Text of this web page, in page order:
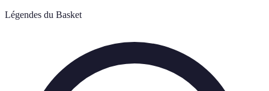
Légendes du Basket